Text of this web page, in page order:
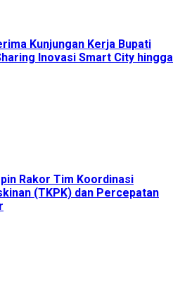
Kunjungan Kerja Bupati
Inovasi Smart City hingga
Rakor Tim Koordinasi
(TKPK) dan Percepatan